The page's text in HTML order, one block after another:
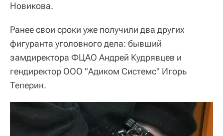
Новикова.
Ранее свои сроки уже получили два других
фигуранта уголовного дела: бывший
замдиректора ФЦАО Андрей Кудрявцев и
гендиректор ООО "Адиком Системс" Игорь
Теперин.